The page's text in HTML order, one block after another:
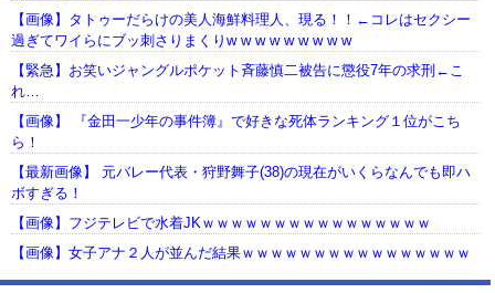
【画像】タトゥーだらけの美人海鮮料理人、現る！！←コレはセクシー
過ぎてワイらにブッ刺さりまくりw w w w w w w w w
【緊急】お笑いジャングルポケット斉藤慎二被告に懲役7年の求刑←こ
れ…
【画像】 『金田一少年の事件簿』で好きな死体ランキング１位がこち
ら！
【最新画像】 元バレー代表・狩野舞子(38)の現在がいくらなんでも即ハ
ボすぎる！
【画像】フジテレビで水着JKｗｗｗｗｗｗｗｗｗｗｗｗｗｗｗｗ
【画像】女子アナ２人が並んだ結果ｗｗｗｗｗｗｗｗｗｗｗｗｗｗｗｗ